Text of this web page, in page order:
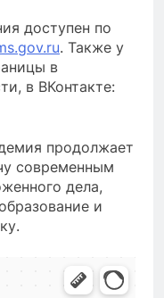
доступен по
. Также у
в
в ВКонтакте:
продолжает
современным
дела,
и